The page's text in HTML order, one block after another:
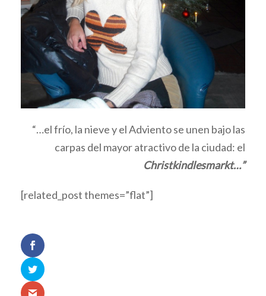
“…el frío, la nieve y el Adviento se unen bajo las
carpas del mayor atractivo de la ciudad: el
Christkindlesmarkt…”
[related_post themes=”flat”]